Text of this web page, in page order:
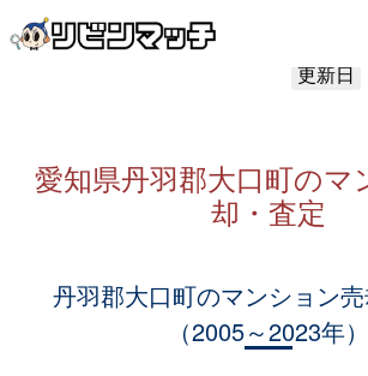
更新日
愛知県丹羽郡大口町のマ
却・査定
丹羽郡大口町のマンション
（2005～2023年）